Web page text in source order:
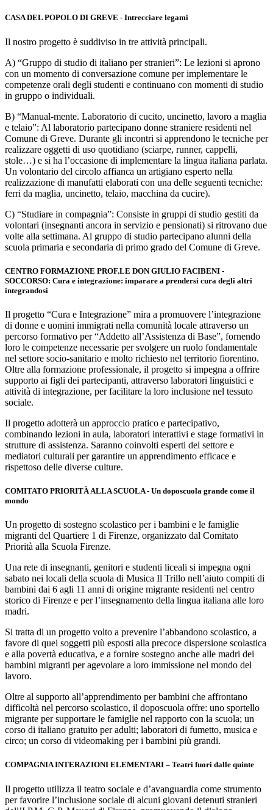
CASA DEL POPOLO DI GREVE - Intrecciare legami
Il nostro progetto è suddiviso in tre attività principali.
A) “Gruppo di studio di italiano per stranieri”: Le lezioni si aprono
con un momento di conversazione comune per implementare le
competenze orali degli studenti e continuano con momenti di studio
in gruppo o individuali.
B) “Manual-mente. Laboratorio di cucito, uncinetto, lavoro a maglia
e telaio”: Al laboratorio partecipano donne straniere residenti nel
Comune di Greve. Durante gli incontri si apprendono le tecniche per
realizzare oggetti di uso quotidiano (sciarpe, runner, cappelli,
stole…) e si ha l’occasione di implementare la lingua italiana parlata.
Un volontario del circolo affianca un artigiano esperto nella
realizzazione di manufatti elaborati con una delle seguenti tecniche:
ferri da maglia, uncinetto, telaio, macchina da cucire).
C) “Studiare in compagnia”: Consiste in gruppi di studio gestiti da
volontari (insegnanti ancora in servizio e pensionati) si ritrovano due
volte alla settimana. Al gruppo di studio partecipano alunni della
scuola primaria e secondaria di primo grado del Comune di Greve.
CENTRO FORMAZIONE PROF.LE DON GIULIO FACIBENI -
SOCCORSO: Cura e integrazione: imparare a prendersi cura degli altri
integrandosi
Il progetto “Cura e Integrazione” mira a promuovere l’integrazione
di donne e uomini immigrati nella comunità locale attraverso un
percorso formativo per “Addetto all’Assistenza di Base”, fornendo
loro le competenze necessarie per svolgere un ruolo fondamentale
nel settore socio-sanitario e molto richiesto nel territorio fiorentino.
Oltre alla formazione professionale, il progetto si impegna a offrire
supporto ai figli dei partecipanti, attraverso laboratori linguistici e
attività di integrazione, per facilitare la loro inclusione nel tessuto
sociale.
Il progetto adotterà un approccio pratico e partecipativo,
combinando lezioni in aula, laboratori interattivi e stage formativi in
strutture di assistenza. Saranno coinvolti esperti del settore e
mediatori culturali per garantire un apprendimento efficace e
rispettoso delle diverse culture.
COMITATO PRIORITÀ ALLA SCUOLA - Un doposcuola grande come il
mondo
Un progetto di sostegno scolastico per i bambini e le famiglie
migranti del Quartiere 1 di Firenze, organizzato dal Comitato
Priorità alla Scuola Firenze.
Una rete di insegnanti, genitori e studenti liceali si impegna ogni
sabato nei locali della scuola di Musica Il Trillo nell’aiuto compiti di
bambini dai 6 agli 11 anni di origine migrante residenti nel centro
storico di Firenze e per l’insegnamento della lingua italiana alle loro
madri.
Si tratta di un progetto volto a prevenire l’abbandono scolastico, a
favore di quei soggetti più esposti alla precoce dispersione scolastica
e alla povertà educativa, e a fornire sostegno anche alle madri dei
bambini migranti per agevolare a loro immissione nel mondo del
lavoro.
Oltre al supporto all’apprendimento per bambini che affrontano
difficoltà nel percorso scolastico, il doposcuola offre: uno sportello
migrante per supportare le famiglie nel rapporto con la scuola; un
corso di italiano gratuito per adulti; laboratori di fumetto, musica e
circo; un corso di videomaking per i bambini più grandi.
COMPAGNIA INTERAZIONI ELEMENTARI – Teatri fuori dalle quinte
Il progetto utilizza il teatro sociale e d’avanguardia come strumento
per favorire l’inclusione sociale di alcuni giovani detenuti stranieri